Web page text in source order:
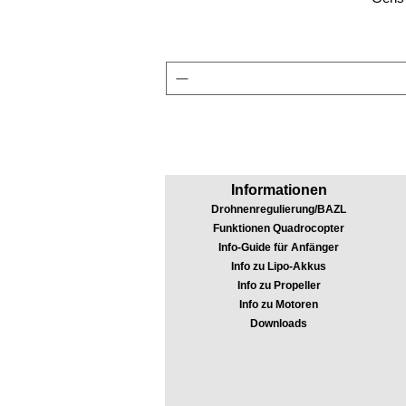
Informationen
Drohnenregulierung/BAZL
Funktionen Quadrocopter
Info-Guide für Anfänger
Info zu Lipo-Akkus
Info zu Propeller
Info zu Motoren
Downloads